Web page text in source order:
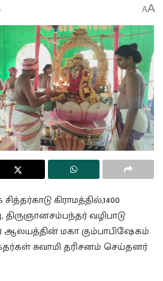
AA
கிராமத்தில்,1400
வழிபாடு
ஆலயத்தின் மகா கும்பாபிஷேகம்
சுவாமி தரிசனம் செய்தனர்